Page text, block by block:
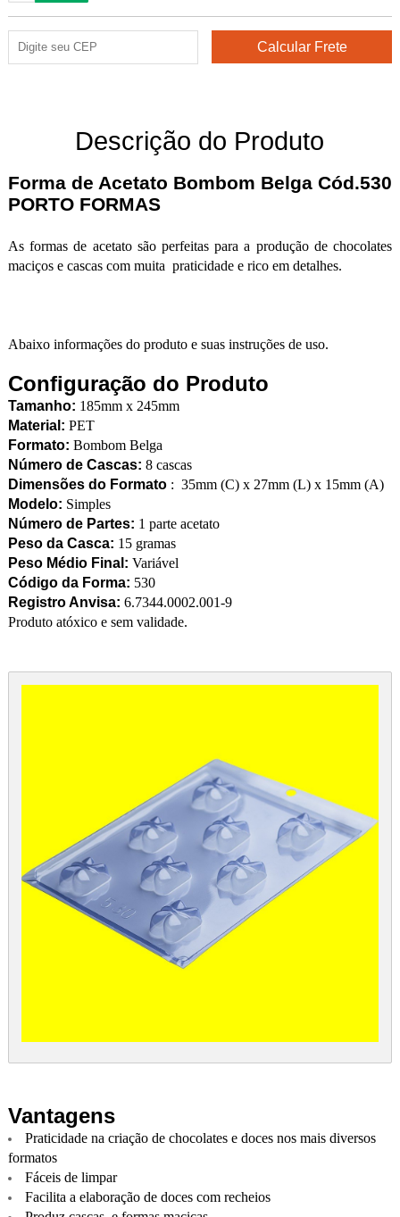
Descrição do Produto
Forma de Acetato Bombom Belga Cód.530
PORTO FORMAS
As formas de acetato são perfeitas para a produção de chocolates
maciços e cascas com muita praticidade e rico em detalhes.
Abaixo informações do produto e suas instruções de uso.
Configuração do Produto
Tamanho: 185mm x 245mm
Material: PET
Formato: Bombom Belga
Número de Cascas: 8 cascas
Dimensões do Formato : 35mm (C) x 27mm (L) x 15mm (A)
Modelo: Simples
Número de Partes: 1 parte acetato
Peso da Casca: 15 gramas
Peso Médio Final: Variável
Código da Forma: 530
Registro Anvisa: 6.7344.0002.001-9
Produto atóxico e sem validade.
Vantagens
Praticidade na criação de chocolates e doces nos mais diversos
formatos
Fáceis de limpar
Facilita a elaboração de doces com recheios